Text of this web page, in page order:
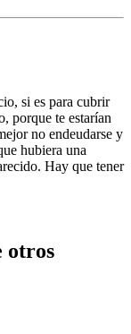
si es para cubrir
porque te estarían
no endeudarse y
hubiera una
Hay que tener
otros